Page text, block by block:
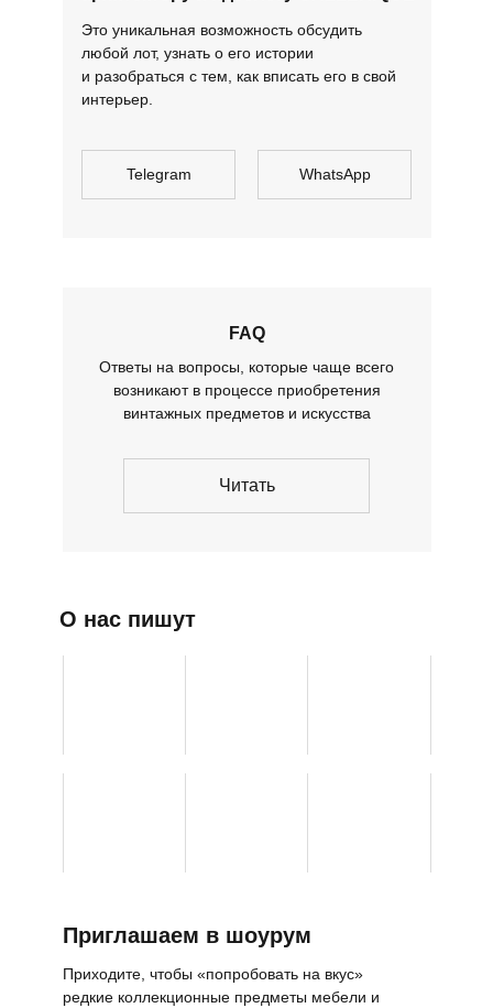
Telegram WhatsApp
Это уникальная возможность обсудить
любой лот, узнать о его истории
и разобраться с тем, как вписать его в свой
интерьер.
FAQ
Ответы на вопросы, которые чаще всего
возникают в процессе приобретения
винтажных предметов и искусства
Приглашаем в шоурум
Читать
О нас пишут
Приходите, чтобы «попробовать на вкус»
редкие коллекционные предметы мебели и